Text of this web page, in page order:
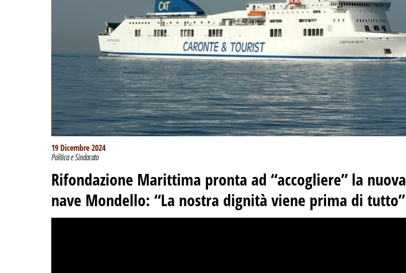
19 Dicembre 2024
Politica e Sindacato
Rifondazione Marittima pronta ad “accogliere” la nuova
nave Mondello: “La nostra dignità viene prima di tutto”